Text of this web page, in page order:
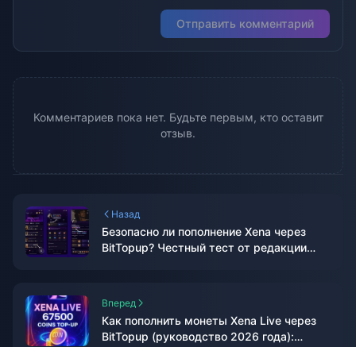
Отправить комментарий
Комментариев пока нет. Будьте первым, кто оставит
отзыв.
Назад
Безопасно ли пополнение Xena через
BitTopup? Честный тест от редакции
Вперед
Как пополнить монеты Xena Live через
BitTopup (руководство 2026 года):